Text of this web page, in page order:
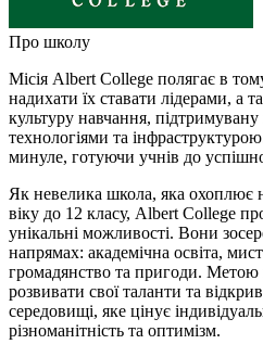
Про школу
Місія Albert College полягає в
надихати їх ставати лідерами, а
культуру навчання,
технологіями та
минуле, готуючи учнів до
Як невелика школа, яка охоплює
віку до 12 класу, Albert College
унікальні можливості. Вони
напрямах: академічна освіта,
громадянство та пригоди.
розвивати свої таланти та
середовищі, яке цінує
різноманітність та оптимізм.